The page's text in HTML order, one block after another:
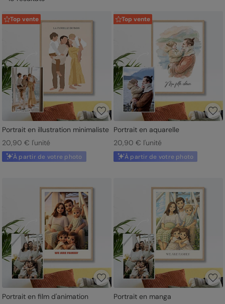
Top vente
Portrait en illustration minimaliste
20,90 € l'unité
À partir de votre photo
Top vente
Portrait en aquarelle
20,90 € l'unité
À partir de votre photo
Portrait en film d'animation
Portrait en manga